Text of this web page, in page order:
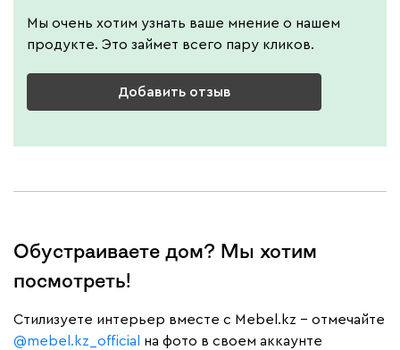
Мы очень хотим узнать ваше мнение о нашем
продукте. Это займет всего пару кликов.
Добавить отзыв
Обустраиваете дом? Мы хотим
посмотреть!
Cтилизуете интерьер вместе с Mebel.kz – отмечайте
@mebel.kz_official
на фото в своем аккаунте